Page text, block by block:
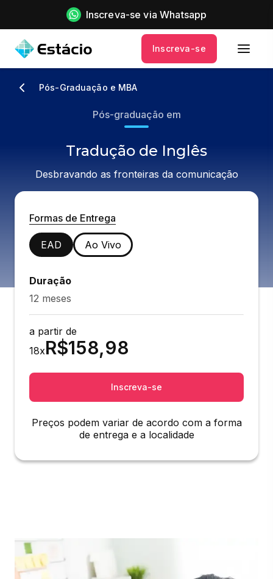
Inscreva-se via Whatsapp
Inscreva-se
Pós-Graduação e MBA
Pós-graduação em
Tradução de Inglês
Desbravando as fronteiras da comunicação
Formas de Entrega
EAD Ao Vivo
Duração
12 meses
a partir de
18xR$158,98
Inscreva-se
Preços podem variar de acordo com a forma
de entrega e a localidade